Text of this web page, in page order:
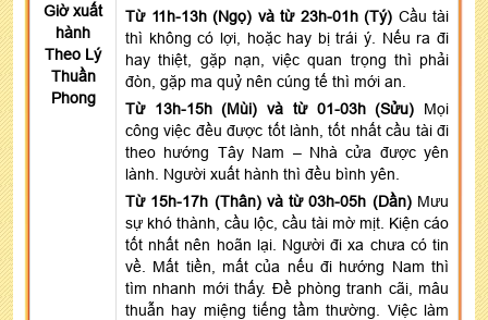
Giờ xuất
hành
Theo Lý
Thuần
Phong
Từ 11h-13h (Ngọ) và từ 23h-01h (Tý) Cầu tài
thì không có lợi, hoặc hay bị trái ý. Nếu ra đi
hay thiệt, gặp nạn, việc quan trọng thì phải
đòn, gặp ma quỷ nên cúng tế thì mới an.
Từ 13h-15h (Mùi) và từ 01-03h (Sửu)
Mọi
công việc đều được tốt lành, tốt nhất cầu tài đi
theo hướng Tây Nam – Nhà cửa được yên
lành. Người xuất hành thì đều bình yên.
Từ 15h-17h (Thân) và từ 03h-05h (Dần) Mưu
sự khó thành, cầu lộc, cầu tài mờ mịt. Kiện cáo
tốt nhất nên hoãn lại. Người đi xa chưa có tin
về. Mất tiền, mất của nếu đi hướng Nam thì
tìm nhanh mới thấy. Đề phòng tranh cãi, mâu
thuẫn hay miệng tiếng tầm thường. Việc làm